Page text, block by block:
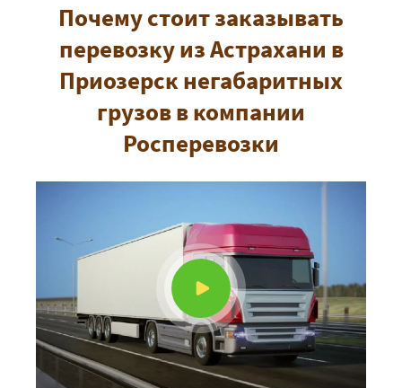
Почему стоит заказывать
перевозку из Астрахани в
Приозерск негабаритных
грузов в компании
Росперевозки